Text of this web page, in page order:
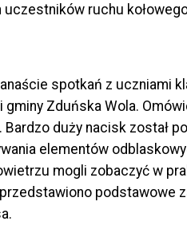
uczestników ruchu
spotkań z uczniami
Zduńska Wola.
duży nacisk został
elementów
mogli zobaczyć w
podstawowe